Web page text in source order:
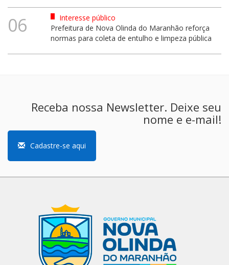
06
Interesse público
Prefeitura de Nova Olinda do Maranhão reforça
normas para coleta de entulho e limpeza pública
Receba nossa Newsletter. Deixe seu
nome e e-mail!
Cadastre-se aqui